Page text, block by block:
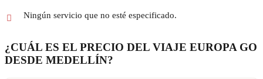
Ningún servicio que no esté especificado.
¿CUÁL ES EL PRECIO DEL VIAJE EUROPA GO
DESDE MEDELLÍN?